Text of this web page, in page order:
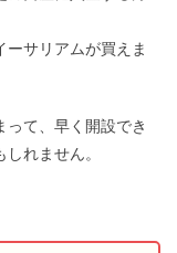
ーサリアムが買えま
って、早く開設でき
れません。